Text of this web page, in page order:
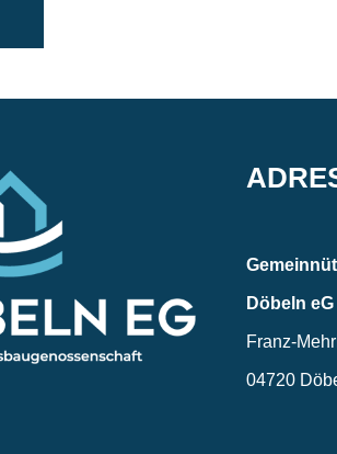
Döbeln eG
Franz-
04720